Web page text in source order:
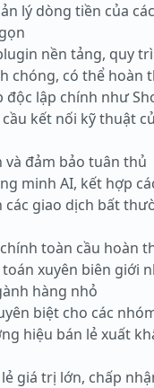
lý dòng tiền của
nền tảng, quy
chóng, có thể
lập chính như
kết nối kỹ thuật
đảm bảo tuân thủ
minh AI, kết hợp
giao dịch bất
toàn cầu hoàn
xuyên biên giới
hàng nhỏ
biệt cho các
hiệu bán lẻ xuất
giá trị lớn, chấp